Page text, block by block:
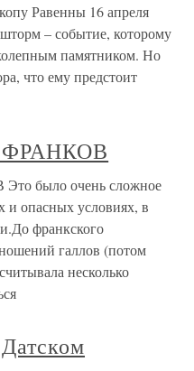
Равенны 16 апреля
– событие, которому
памятником. Но
что ему предстоит
было очень сложное
и опасных условиях, в
франкского
галлов (потом
несколько